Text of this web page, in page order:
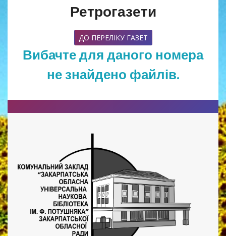
Ретрогазети
ДО ПЕРЕЛІКУ ГАЗЕТ
Вибачте для даного номера
не знайдено файлів.